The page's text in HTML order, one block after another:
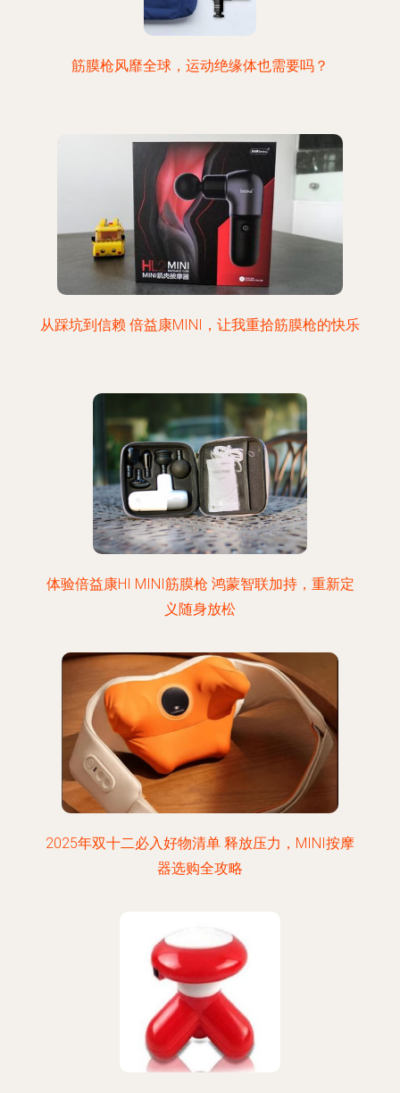
筋膜枪风靡全球，运动绝缘体也需要吗？
从踩坑到信赖 倍益康MINI，让我重拾筋膜枪的快乐
体验倍益康HI MINI筋膜枪 鸿蒙智联加持，重新定
义随身放松
2025年双十二必入好物清单 释放压力，MINI按摩
器选购全攻略